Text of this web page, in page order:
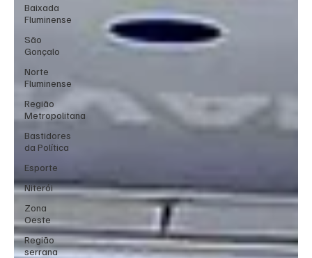
Baixada
Fluminense
São
Gonçalo
Norte
Fluminense
Região
Metropolitana
Bastidores
da Política
Esporte
Niterói
Zona
Oeste
Região
serrana